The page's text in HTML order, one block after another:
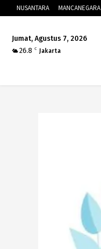
NUSANTARA MANCANEGARA
Jumat, Agustus 7, 2026
26.8
C Jakarta